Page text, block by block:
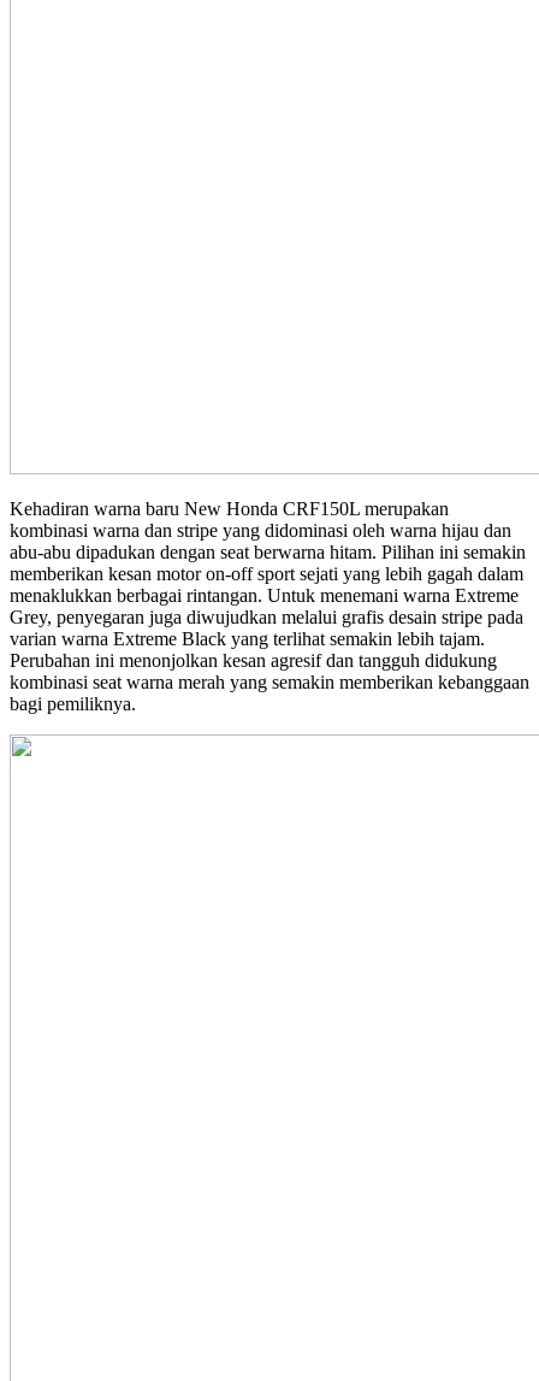
Kehadiran warna baru New Honda CRF150L merupakan
kombinasi warna dan stripe yang didominasi oleh warna hijau dan
abu-abu dipadukan dengan seat berwarna hitam. Pilihan ini semakin
memberikan kesan motor on-off sport sejati yang lebih gagah dalam
menaklukkan berbagai rintangan. Untuk menemani warna Extreme
Grey, penyegaran juga diwujudkan melalui grafis desain stripe pada
varian warna Extreme Black yang terlihat semakin lebih tajam.
Perubahan ini menonjolkan kesan agresif dan tangguh didukung
kombinasi seat warna merah yang semakin memberikan kebanggaan
bagi pemiliknya.